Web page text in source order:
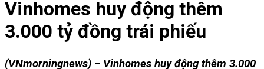
Vinhomes huy động thêm
3.000 tỷ đồng trái phiếu
(VNmorningnews) − Vinhomes huy động thêm 3.000